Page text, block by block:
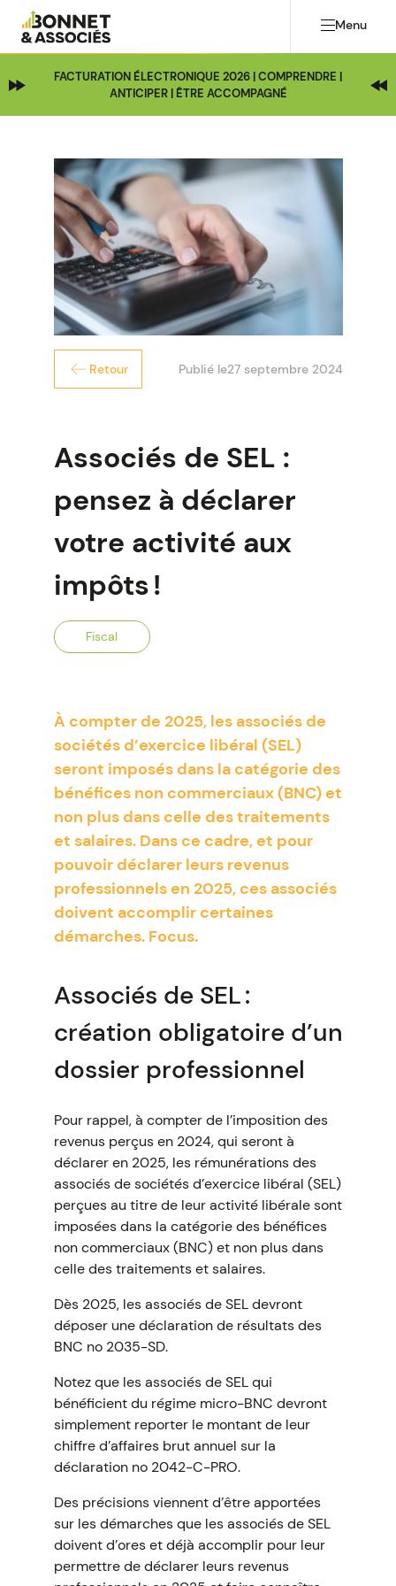
Menu
FACTURATION ÉLECTRONIQUE 2026 | COMPRENDRE |
ANTICIPER | ÊTRE ACCOMPAGNÉ
Retour Publié le27 septembre 2024
Associés de SEL :
pensez à déclarer
votre activité aux
impôts !
Fiscal
À compter de 2025, les associés de
sociétés d’exercice libéral (SEL)
seront imposés dans la catégorie des
bénéfices non commerciaux (BNC) et
non plus dans celle des traitements
et salaires. Dans ce cadre, et pour
pouvoir déclarer leurs revenus
professionnels en 2025, ces associés
doivent accomplir certaines
démarches. Focus.
Associés de SEL :
création obligatoire d’un
dossier professionnel
Pour rappel, à compter de l’imposition des
revenus perçus en 2024, qui seront à
déclarer en 2025, les rémunérations des
associés de sociétés d’exercice libéral (SEL)
perçues au titre de leur activité libérale sont
imposées dans la catégorie des bénéfices
non commerciaux (BNC) et non plus dans
celle des traitements et salaires.
Dès 2025, les associés de SEL devront
déposer une déclaration de résultats des
BNC no 2035-SD.
Notez que les associés de SEL qui
bénéficient du régime micro-BNC devront
simplement reporter le montant de leur
chiffre d’affaires brut annuel sur la
déclaration no 2042-C-PRO.
Des précisions viennent d’être apportées
sur les démarches que les associés de SEL
doivent d’ores et déjà accomplir pour leur
permettre de déclarer leurs revenus